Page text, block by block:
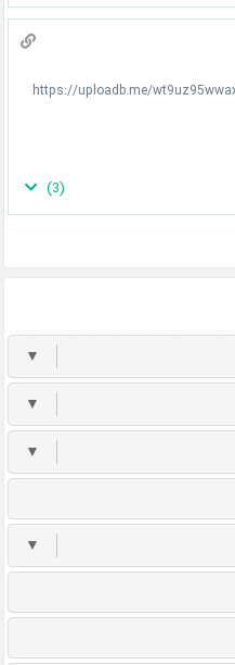
https://uploadb.me/
(
3
)
▼
▼
▼
▼